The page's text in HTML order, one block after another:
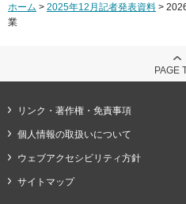
ホーム > 2025年12月記者発表資料 >
業
PAGE
リンク・著作権・免責事項
個人情報の取扱いについて
ウェブアクセシビリティ方針
サイトマップ